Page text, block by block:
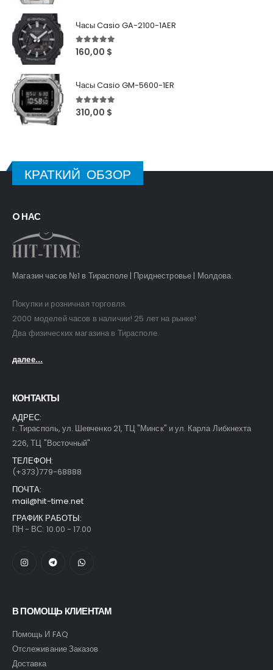
Часы Casio GA-2100-1AER
5out of 5
160,00 $
Часы Casio GM-5600-1ER
5out of 5
310,00 $
КРАТКИЙ ОБЗОР
O НАС
Магазин часов №1 в Тирасполе | Приднестровье | Молдова.
Покупки и розничная торговля.
2000 моделей часов в наличии! 25 лет на рынке!
Два физических магазина в Тирасполе.
далее...
КОНТАКТЫ
АДРЕС:
г. Тирасполь, ул. Шевченко 21, ТЦ "Минск" и ул. Карла Либкнехта
226, ТЦ "Восточный"
ТЕЛЕФОН:
(+373)779-68888
ПОЧТА:
mail@hit-time.net
ГРАФИК РАБОТЫ:
ПН - ВС: 10.00 - 17.00
В ПОМОЩЬ КЛИЕНТАМ
Помощь И FAQ
Отслеживание Заказов
Доставка